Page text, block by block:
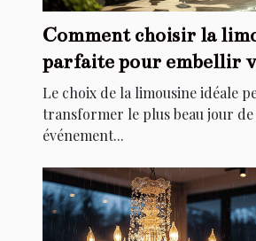
Comment choisir la
parfaite pour embellir
mariage
Le choix de la limousine idéale
transformer le plus beau jour
événement...